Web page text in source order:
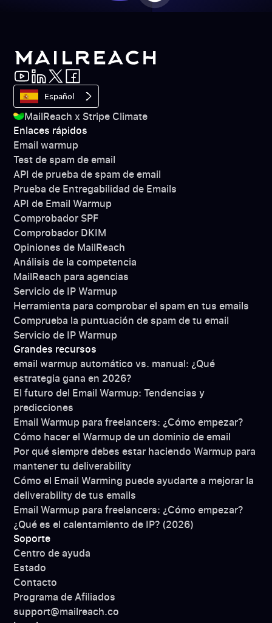
Español
MailReach x Stripe Climate
Enlaces rápidos
Email warmup
Test de spam de email
API de prueba de spam de email
Prueba de Entregabilidad de Emails
API de Email Warmup
Comprobador SPF
Comprobador DKIM
Opiniones de MailReach
Análisis de la competencia
MailReach para agencias
Servicio de IP Warmup
Herramienta para comprobar el spam en tus emails
Comprueba la puntuación de spam de tu email
Servicio de IP Warmup
Grandes recursos
email warmup automático vs. manual: ¿Qué
estrategia gana en 2026?
El futuro del Email Warmup: Tendencias y
predicciones
Email Warmup para freelancers: ¿Cómo empezar?
Cómo hacer el Warmup de un dominio de email
Por qué siempre debes estar haciendo Warmup para
mantener tu deliverability
Cómo el Email Warming puede ayudarte a mejorar la
deliverability de tus emails
Email Warmup para freelancers: ¿Cómo empezar?
¿Qué es el calentamiento de IP? (2026)
Soporte
Centro de ayuda
Estado
Contacto
Programa de Afiliados
support@mailreach.co